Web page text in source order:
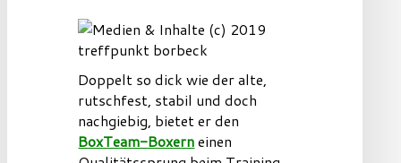
Doppelt so dick wie der alte,
rutschfest, stabil und doch
nachgiebig, bietet er den
BoxTeam-Boxerneinen